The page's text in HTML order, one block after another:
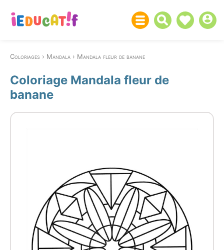
Coloriages Mandala Mandala fleur de banane
Coloriage Mandala fleur de
banane